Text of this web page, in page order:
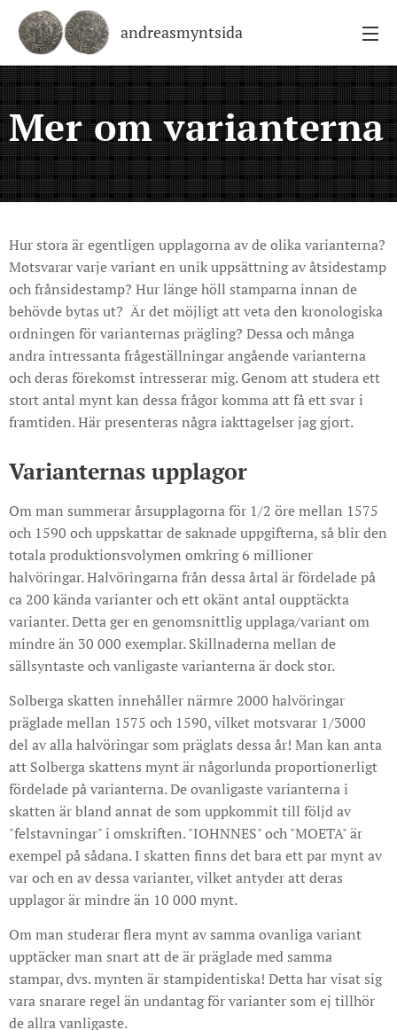
andreasmyntsida
Mer om varianterna
Hur stora är egentligen upplagorna av de olika varianterna?
Motsvarar varje variant en unik uppsättning av åtsidestamp
och frånsidestamp? Hur länge höll stamparna innan de
behövde bytas ut? Är det möjligt att veta den kronologiska
ordningen för varianternas prägling? Dessa och många
andra intressanta frågeställningar angående varianterna
och deras förekomst intresserar mig. Genom att studera ett
stort antal mynt kan dessa frågor komma att få ett svar i
framtiden. Här presenteras några iakttagelser jag gjort.
Varianternas upplagor
Om man summerar årsupplagorna för 1/2 öre mellan 1575
och 1590 och uppskattar de saknade uppgifterna, så blir den
totala produktionsvolymen omkring 6 millioner
halvöringar. Halvöringarna från dessa årtal är fördelade på
ca 200 kända varianter och ett okänt antal oupptäckta
varianter. Detta ger en genomsnittlig upplaga/variant om
mindre än 30 000 exemplar. Skillnaderna mellan de
sällsyntaste och vanligaste varianterna är dock stor.
Solberga skatten innehåller närmre 2000 halvöringar
präglade mellan 1575 och 1590, vilket motsvarar 1/3000
del av alla halvöringar som präglats dessa år! Man kan anta
att Solberga skattens mynt är någorlunda proportionerligt
fördelade på varianterna. De ovanligaste varianterna i
skatten är bland annat de som uppkommit till följd av
"felstavningar" i omskriften. "IOHNNES" och "MOETA" är
exempel på sådana. I skatten finns det bara ett par mynt av
var och en av dessa varianter, vilket antyder att deras
upplagor är mindre än 10 000 mynt.
Om man studerar flera mynt av samma ovanliga variant
upptäcker man snart att de är präglade med samma
stampar, dvs. mynten är stampidentiska! Detta har visat sig
vara snarare regel än undantag för varianter som ej tillhör
de allra vanligaste.